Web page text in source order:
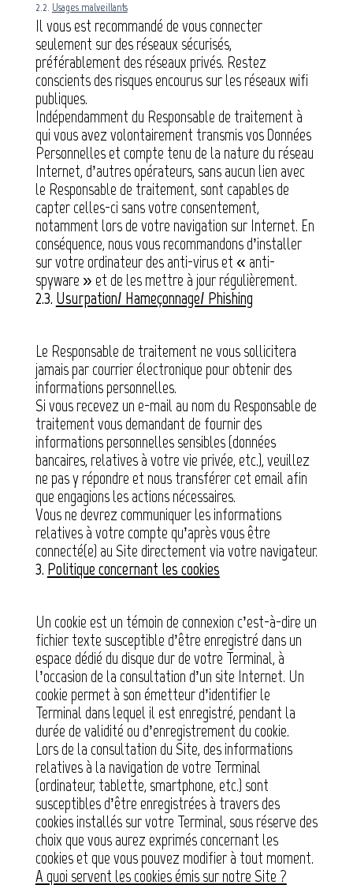
2.2. Usages malveillants
Il vous est recommandé de vous connecter
seulement sur des réseaux sécurisés,
préférablement des réseaux privés. Restez
conscients des risques encourus sur les réseaux wifi
publiques.
Indépendamment du Responsable de traitement à
qui vous avez volontairement transmis vos Données
Personnelles et compte tenu de la nature du réseau
Internet, d’autres opérateurs, sans aucun lien avec
le Responsable de traitement, sont capables de
capter celles-ci sans votre consentement,
notamment lors de votre navigation sur Internet. En
conséquence, nous vous recommandons d’installer
sur votre ordinateur des anti-virus et « anti-
spyware » et de les mettre à jour régulièrement.
2.3. Usurpation/ Hameçonnage/ Phishing
Le Responsable de traitement ne vous sollicitera
jamais par courrier électronique pour obtenir des
informations personnelles.
Si vous recevez un e-mail au nom du Responsable de
traitement vous demandant de fournir des
informations personnelles sensibles (données
bancaires, relatives à votre vie privée, etc.), veuillez
ne pas y répondre et nous transférer cet email afin
que engagions les actions nécessaires.
Vous ne devrez communiquer les informations
relatives à votre compte qu’après vous être
connecté(e) au Site directement via votre navigateur.
3. Politique concernant les cookies
Un cookie est un témoin de connexion c’est-à-dire un
fichier texte susceptible d’être enregistré dans un
espace dédié du disque dur de votre Terminal, à
l’occasion de la consultation d’un site Internet. Un
cookie permet à son émetteur d’identifier le
Terminal dans lequel il est enregistré, pendant la
durée de validité ou d’enregistrement du cookie.
Lors de la consultation du Site, des informations
relatives à la navigation de votre Terminal
(ordinateur, tablette, smartphone, etc.) sont
susceptibles d’être enregistrées à travers des
cookies installés sur votre Terminal, sous réserve des
choix que vous aurez exprimés concernant les
cookies et que vous pouvez modifier à tout moment.
A quoi servent les cookies émis sur notre Site ?